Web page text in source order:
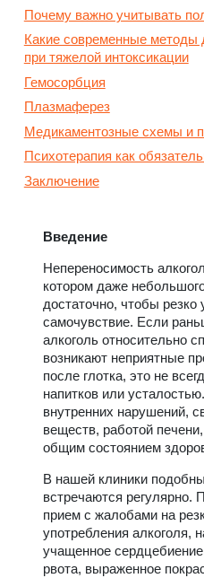
Почему важно учитывать
Какие современные методы
при тяжелой интоксикации
Гемосорбция
Плазмаферез
Медикаментозные схемы и
Психотерапия как
Заключение
Введение
Непереносимость
котором даже
достаточно, чтобы
самочувствие. Если
алкоголь относительно
возникают неприятные
после глотка, это не
напитков или
внутренних нарушений,
веществ, работой
общим состоянием
В нашей клиники
встречаются регулярно.
прием с жалобами на
употребления алкоголя,
учащенное
рвота, выраженное